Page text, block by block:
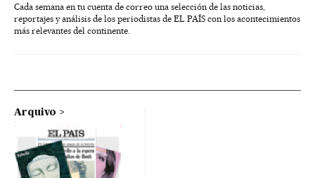
Cada semana en tu cuenta de correo una selección de las noticias,
reportajes y análisis de los periodistas de EL PAÍS con los acontecimientos
más relevantes del continente.
Arquivo